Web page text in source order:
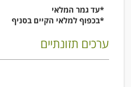
*עד גמר המלאי
*בכפוף למלאי הקיים בסניף
ערכים תזונתיים